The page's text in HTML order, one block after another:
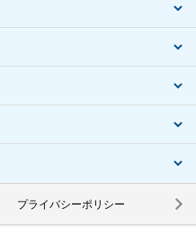
プライバシーポリシー